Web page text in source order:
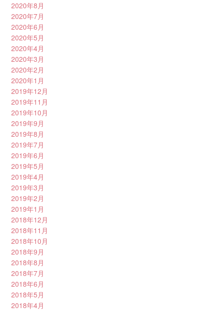
2020年8月
2020年7月
2020年6月
2020年5月
2020年4月
2020年3月
2020年2月
2020年1月
2019年12月
2019年11月
2019年10月
2019年9月
2019年8月
2019年7月
2019年6月
2019年5月
2019年4月
2019年3月
2019年2月
2019年1月
2018年12月
2018年11月
2018年10月
2018年9月
2018年8月
2018年7月
2018年6月
2018年5月
2018年4月